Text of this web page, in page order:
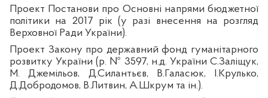
Проект Постанови про Основні напрями бюджетної
політики на 2017 рік (у разі внесення на розгляд
Верховної Ради України).
Проект Закону про державний фонд гуманітарного
розвитку України (р. № 3597, н.д. України С.Заліщук,
М.Джемільов, Д.Силантьєв, В. Галасюк, І. Крулько,
Д.Добродомов, В.Литвин, А. Шкрум та ін.).